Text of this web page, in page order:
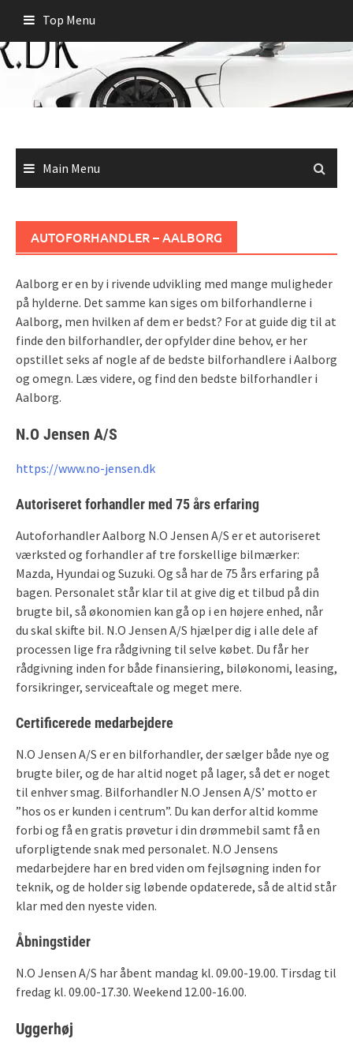
content
Top Menu
Main Menu
AUTOFORHANDLER – AALBORG
Aalborg er en by i rivende udvikling med mange muligheder
på hylderne. Det samme kan siges om bilforhandlerne i
Aalborg, men hvilken af dem er bedst? For at guide dig til at
finde den bilforhandler, der opfylder dine behov, er her
opstillet seks af nogle af de bedste bilforhandlere i Aalborg
og omegn. Læs videre, og find den bedste bilforhandler i
Aalborg.
N.O Jensen A/S
https://www.no-jensen.dk
Autoriseret forhandler med 75 års erfaring
Autoforhandler Aalborg N.O Jensen A/S er et autoriseret
værksted og forhandler af tre forskellige bilmærker:
Mazda, Hyundai og Suzuki. Og så har de 75 års erfaring på
bagen. Personalet står klar til at give dig et tilbud på din
brugte bil, så økonomien kan gå op i en højere enhed, når
du skal skifte bil. N.O Jensen A/S hjælper dig i alle dele af
processen lige fra rådgivning til selve købet. Du får her
rådgivning inden for både finansiering, biløkonomi, leasing,
forsikringer, serviceaftale og meget mere.
Certificerede medarbejdere
N.O Jensen A/S er en bilforhandler, der sælger både nye og
brugte biler, og de har altid noget på lager, så det er noget
til enhver smag. Bilforhandler N.O Jensen A/S’ motto er
”hos os er kunden i centrum”. Du kan derfor altid komme
forbi og få en gratis prøvetur i din drømmebil samt få en
uforpligtende snak med personalet. N.O Jensens
medarbejdere har en bred viden om fejlsøgning inden for
teknik, og de holder sig løbende opdaterede, så de altid står
klar med den nyeste viden.
Åbningstider
N.O Jensen A/S har åbent mandag kl. 09.00-19.00. Tirsdag til
fredag kl. 09.00-17.30. Weekend 12.00-16.00.
Uggerhøj